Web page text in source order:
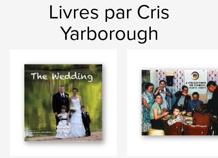
Livres par Cris
Yarborough